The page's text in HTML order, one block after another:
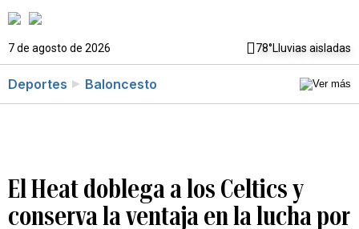
7 de agosto de 2026 78°Lluvias aisladas
Deportes Baloncesto
El Heat doblega a los Celtics y
conserva la ventaja en la lucha por